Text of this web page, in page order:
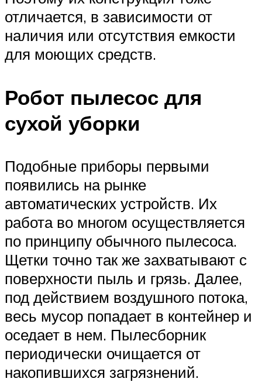
отличается, в зависимости от
наличия или отсутствия емкости
для моющих средств.
Робот пылесос для
сухой уборки
Подобные приборы первыми
появились на рынке
автоматических устройств. Их
работа во многом осуществляется
по принципу обычного пылесоса.
Щетки точно так же захватывают с
поверхности пыль и грязь. Далее,
под действием воздушного потока,
весь мусор попадает в контейнер и
оседает в нем. Пылесборник
периодически очищается от
накопившихся загрязнений.